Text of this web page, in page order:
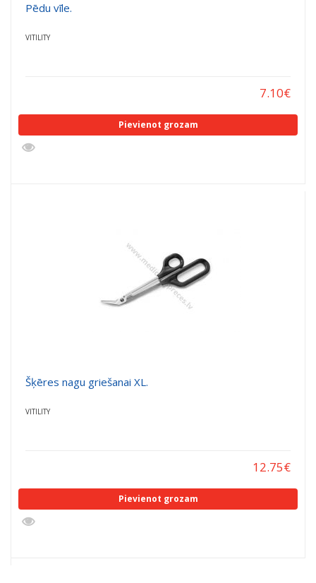
Pēdu vīle.
VITILITY
7.10€
Pievienot grozam
Šķēres nagu griešanai XL.
VITILITY
12.75€
Pievienot grozam